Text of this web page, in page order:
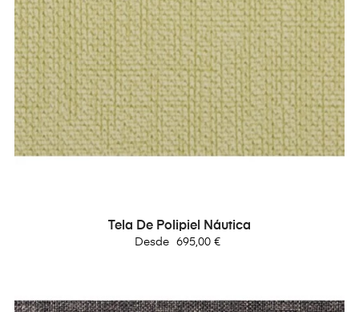
Tela De Polipiel Náutica
Desde Precio
695,00 €